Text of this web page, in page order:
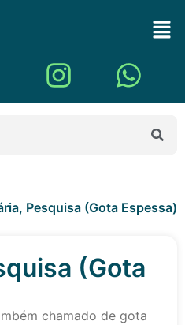
Pesquisa (Gota Espessa)
(Gota
chamado de gota